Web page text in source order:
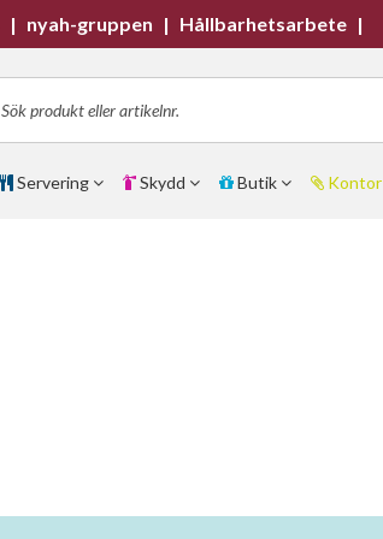
| nyah-gruppen | Hållbarhetsarbete |
Servering Skydd Butik Kontor